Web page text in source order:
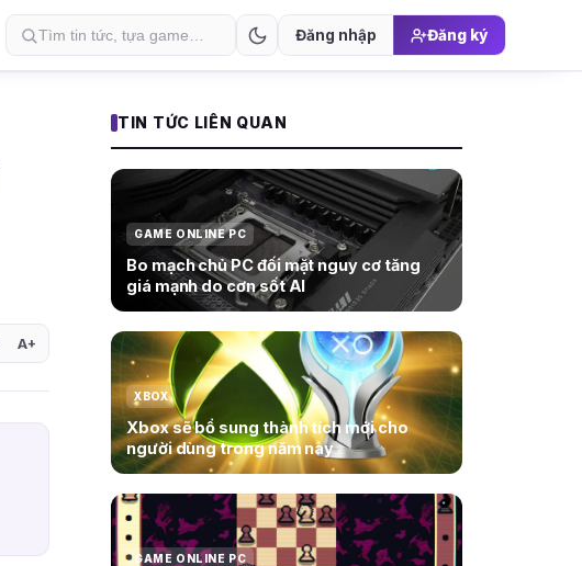
Đăng nhập Đăng ký
A+
TIN TỨC LIÊN QUAN
GAME ONLINE PC
Bo mạch chủ PC đối mặt nguy cơ tăng
giá mạnh do cơn sốt AI
XBOX
Xbox sẽ bổ sung thành tích mới cho
người dùng trong năm nay
GAME ONLINE PC